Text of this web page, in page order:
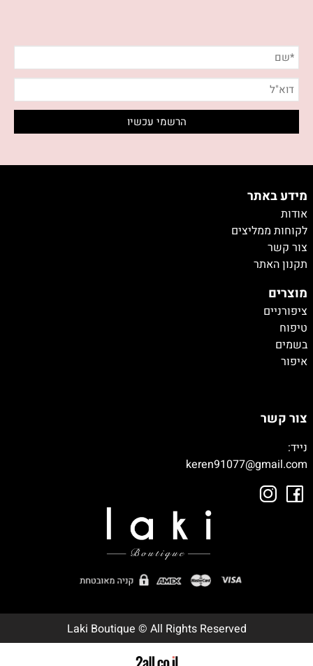
מידע באתר
אודות
לקוחות ממליצים
צור קשר
תקנון האתר
מוצרים
ציפורניים
טיפוח
בשמים
איפור
צור קשר
נייד:
keren91077@gmail.com
Laki Boutique © All Rights Reserved